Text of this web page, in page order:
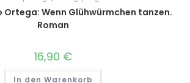
Wenn Glühwürmchen tanzen.
Roman
16,90 €
In den Warenkorb